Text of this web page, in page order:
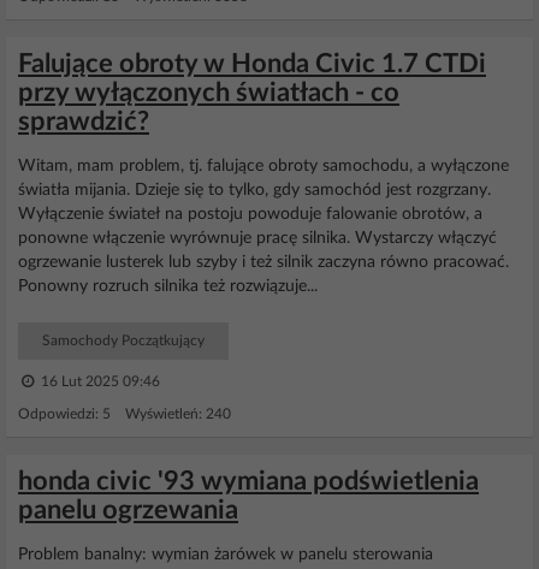
Falujące obroty w Honda Civic 1.7 CTDi
przy wyłączonych światłach - co
sprawdzić?
Witam, mam problem, tj. falujące obroty samochodu, a wyłączone
światła mijania. Dzieje się to tylko, gdy samochód jest rozgrzany.
Wyłączenie świateł na postoju powoduje falowanie obrotów, a
ponowne włączenie wyrównuje pracę silnika. Wystarczy włączyć
ogrzewanie lusterek lub szyby i też silnik zaczyna równo pracować.
Ponowny rozruch silnika też rozwiązuje...
Samochody Początkujący
16 Lut 2025 09:46
Odpowiedzi: 5 Wyświetleń: 240
honda civic '93 wymiana podświetlenia
panelu ogrzewania
Problem banalny: wymian żarówek w panelu sterowania